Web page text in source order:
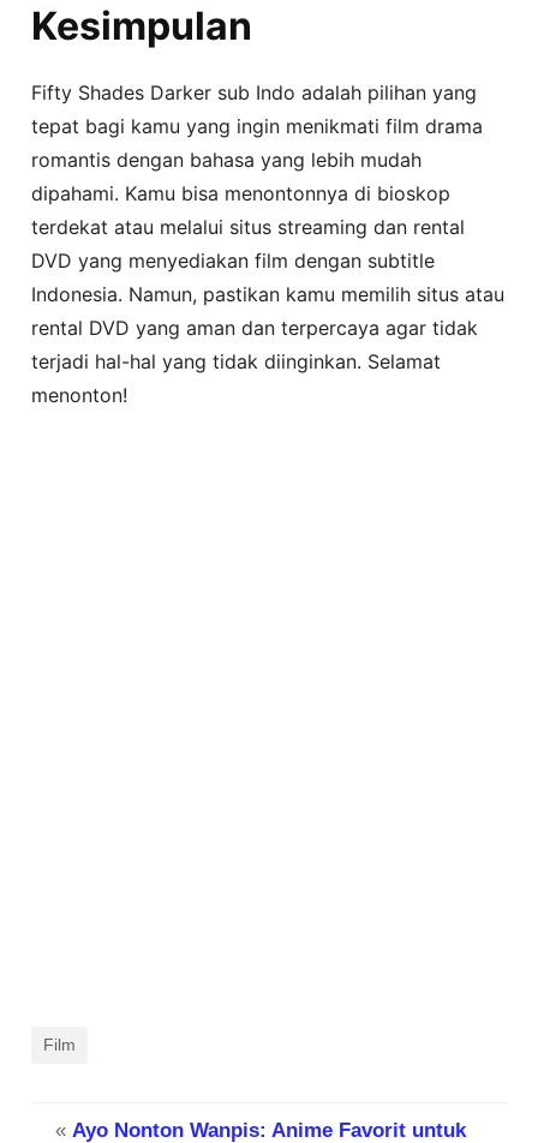
Kesimpulan
Fifty Shades Darker sub Indo adalah pilihan yang
tepat bagi kamu yang ingin menikmati film drama
romantis dengan bahasa yang lebih mudah
dipahami. Kamu bisa menontonnya di bioskop
terdekat atau melalui situs streaming dan rental
DVD yang menyediakan film dengan subtitle
Indonesia. Namun, pastikan kamu memilih situs atau
rental DVD yang aman dan terpercaya agar tidak
terjadi hal-hal yang tidak diinginkan. Selamat
menonton!
Film
« Ayo Nonton Wanpis: Anime Favorit untuk